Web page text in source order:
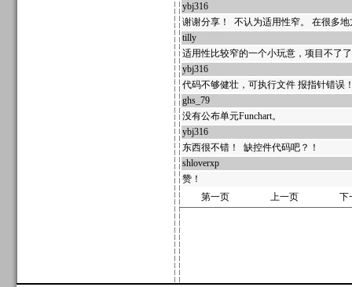
ybj316
谢谢分享！ 不认为适用性窄。 在很多
tilly
适用性比较窄的一个小玩意，项目不了
ybj316
代码不够健壮，可执行文件 报指针错误
ghs_79
没有公布单元Funchart。
ybj316
东西很不错！ 缺控件代码吧？！
shloverxp
赞！
第一页
上一页 下